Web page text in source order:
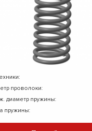
проволоки:
диаметр пружины:
пружины: